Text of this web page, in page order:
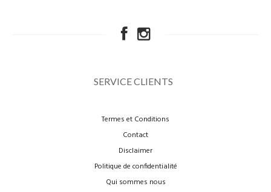
SERVICE CLIENTS
Termes et Conditions
Contact
Disclaimer
Politique de confidentialité
Qui sommes nous